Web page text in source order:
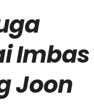
Imbas
Joon